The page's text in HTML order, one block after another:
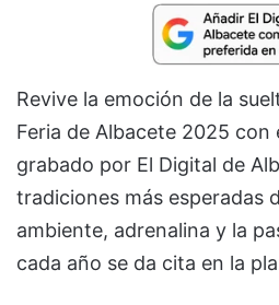
Revive la emoción de la
Feria de Albacete 2025 con
grabado por El Digital de
tradiciones más esperadas
ambiente, adrenalina y la
cada año se da cita en la